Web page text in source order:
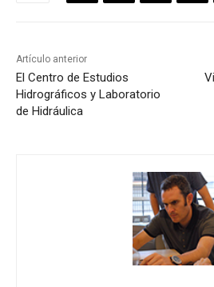
Artículo anterior
El Centro de Estudios
Hidrográficos y Laboratorio
de Hidráulica